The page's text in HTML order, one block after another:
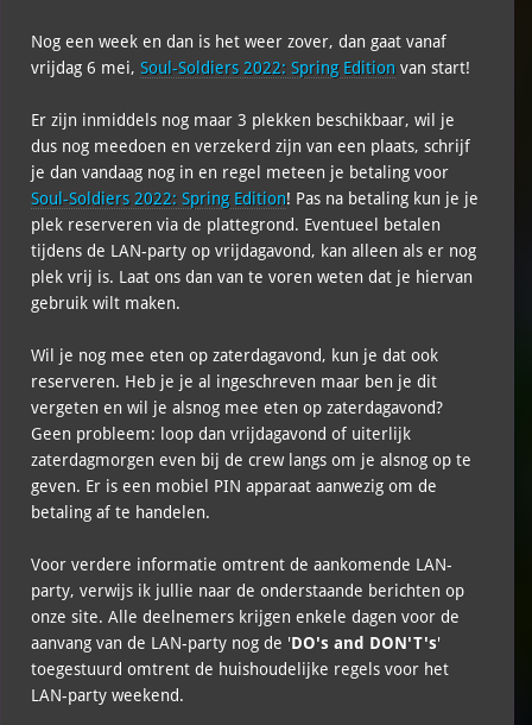
Nog een week en dan is het weer zover, dan gaat vanaf
vrijdag 6 mei, Soul-Soldiers 2022: Spring Edition van start!
Er zijn inmiddels nog maar 3 plekken beschikbaar, wil je
dus nog meedoen en verzekerd zijn van een plaats, schrijf
je dan vandaag nog in en regel meteen je betaling voor
Soul-Soldiers 2022: Spring Edition! Pas na betaling kun je je
plek reserveren via de plattegrond. Eventueel betalen
tijdens de LAN-party op vrijdagavond, kan alleen als er nog
plek vrij is. Laat ons dan van te voren weten dat je hiervan
gebruik wilt maken.
Wil je nog mee eten op zaterdagavond, kun je dat ook
reserveren. Heb je je al ingeschreven maar ben je dit
vergeten en wil je alsnog mee eten op zaterdagavond?
Geen probleem: loop dan vrijdagavond of uiterlijk
zaterdagmorgen even bij de crew langs om je alsnog op te
geven. Er is een mobiel PIN apparaat aanwezig om de
betaling af te handelen.
Voor verdere informatie omtrent de aankomende LAN-
party, verwijs ik jullie naar de onderstaande berichten op
onze site. Alle deelnemers krijgen enkele dagen voor de
aanvang van de LAN-party nog de 'DO's and DON'T's'
toegestuurd omtrent de huishoudelijke regels voor het
LAN-party weekend.